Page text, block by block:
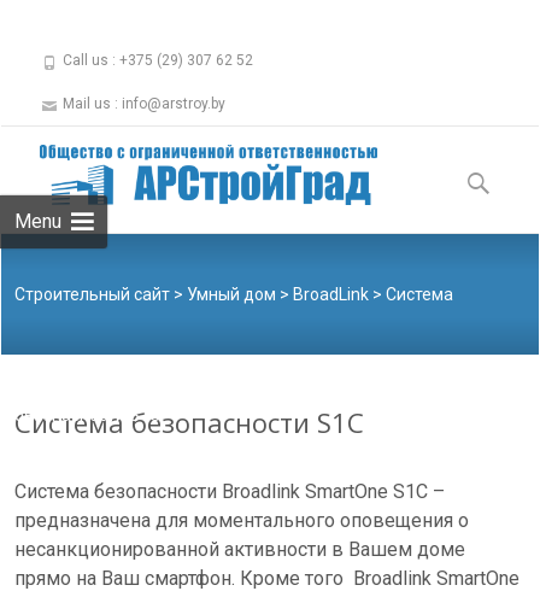
Call us : +375 (29) 307 62 52
Mail us : info@arstroy.by
Menu
content
Найти:
Строительный сайт > Умный дом > BroadLink >Система
безопасности S1C
Система безопасности S1C
Система безопасности Broadlink SmartOne S1C –
предназначена для моментального оповещения о
несанкционированной активности в Вашем доме
прямо на Ваш смартфон. Кроме того Broadlink SmartOne